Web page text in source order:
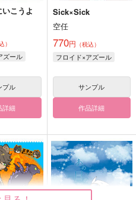
こうよ
）
ズール
プル
詳細
Sick×Sick
空任
770円 （税込）
フロイド×アズール
サンプル
作品詳細